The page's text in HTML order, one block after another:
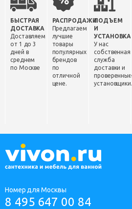
БЫСТРАЯ
ДОСТАВКА
Доставляем
от 1 до 3
дней в
среднем
по Москве
РАСПРОДАЖИ
Предлагаем
лучшие
товары
популярных
брендов
по
отличной
цене.
ПОДЪЕМ
И
УСТАНОВКА
У нас
собственная
служба
доставки и
проверенные
установщики.
Номер для Москвы
8 495 647 00 84